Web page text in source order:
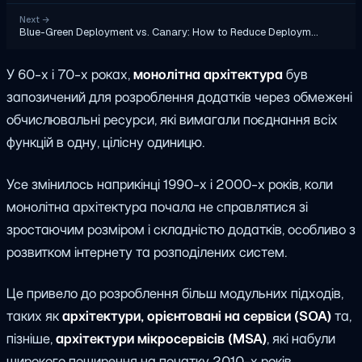
Next →
Blue-Green Deployment vs. Canary: How to Reduce Deploym…
У 60-х і 70-х роках,монолітна архітектурабув
запозичений для розроблення додатків через обмежені
обчислювальні ресурси, які вимагали поєднання всіх
функцій в одну, цілісну одиницю.
Усе змінилось наприкінці 1990-х і 2000-х років, коли
монолітна архітектура почала не справлятися зі
зростаючим розміром і складністю додатків, особливо з
розвитком інтернету та розподілених систем.
Це привело до розроблення більш модульних підходів,
таких якархітектури, орієнтовані на сервіси (SOA)та,
пізніше,архітектури мікросервісів (MSA), які набули